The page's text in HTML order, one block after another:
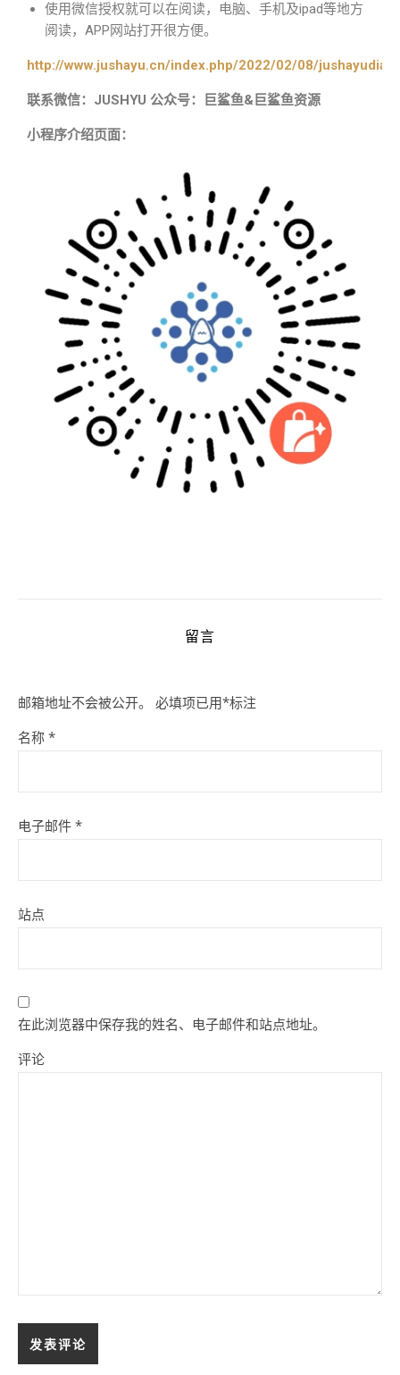
使用微信授权就可以在阅读，电脑、手机及ipad等地方
阅读，APP网站打开很方便。
http://www.jushayu.cn/index.php/2022/02/08/
联系微信：JUSHYU 公众号：巨鲨鱼&巨鲨鱼资源
小程序介绍页面：
留言
邮箱地址不会被公开。 必填项已用*标注
名称 *
电子邮件 *
站点
在此浏览器中保存我的姓名、电子邮件和站点地址。
评论